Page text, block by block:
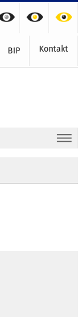
BIP Kontakt